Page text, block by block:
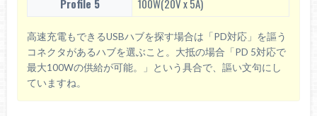
Profile 5
100W(20V x 5A)
高速充電もできるUSBハブを探す場合は「PD対応」を謳う
コネクタがあるハブを選ぶこと。大抵の場合「PD 5対応で
最大100Wの供給が可能。」という具合で、謳い文句にし
ていますね。